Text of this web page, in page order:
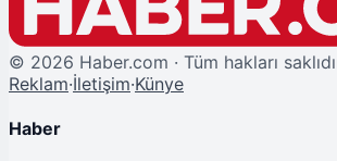
© 2026 Haber.com · Tüm hakları
Reklam·İletişim·Künye
Haber